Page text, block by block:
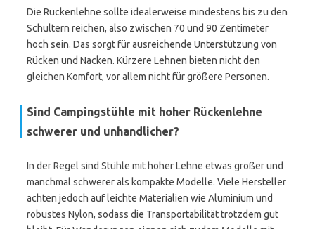
Die Rückenlehne sollte idealerweise mindestens bis zu den
Schultern reichen, also zwischen 70 und 90 Zentimeter
hoch sein. Das sorgt für ausreichende Unterstützung von
Rücken und Nacken. Kürzere Lehnen bieten nicht den
gleichen Komfort, vor allem nicht für größere Personen.
Sind Campingstühle mit hoher Rückenlehne
schwerer und unhandlicher?
In der Regel sind Stühle mit hoher Lehne etwas größer und
manchmal schwerer als kompakte Modelle. Viele Hersteller
achten jedoch auf leichte Materialien wie Aluminium und
robustes Nylon, sodass die Transportabilität trotzdem gut